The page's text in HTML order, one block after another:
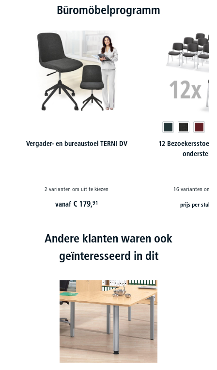
Büromöbelprogramm
Vergader- en bureaustoel TERNI DV
2 varianten om uit te kiezen
vanaf € 179,91
12
16 varianten om
prijs per stuk
Andere klanten waren ook
geïnteresseerd in dit